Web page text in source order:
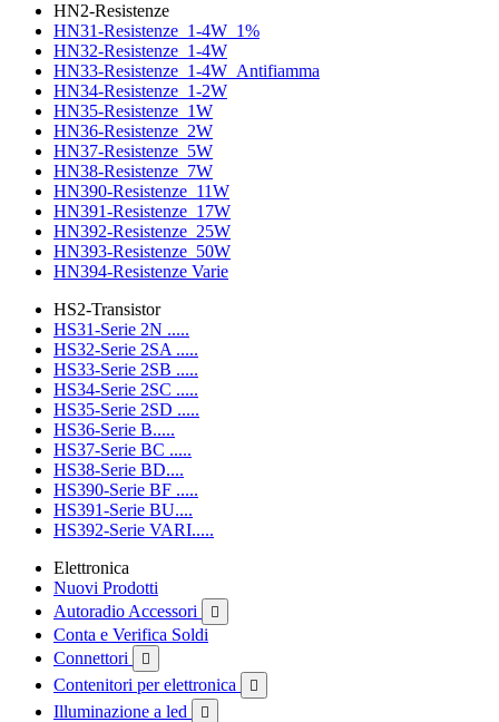
HN2-Resistenze
HN31-Resistenze_1-4W_1%
HN32-Resistenze_1-4W
HN33-Resistenze_1-4W_Antifiamma
HN34-Resistenze_1-2W
HN35-Resistenze_1W
HN36-Resistenze_2W
HN37-Resistenze_5W
HN38-Resistenze_7W
HN390-Resistenze_11W
HN391-Resistenze_17W
HN392-Resistenze_25W
HN393-Resistenze_50W
HN394-Resistenze Varie
HS2-Transistor
HS31-Serie 2N .....
HS32-Serie 2SA .....
HS33-Serie 2SB .....
HS34-Serie 2SC .....
HS35-Serie 2SD .....
HS36-Serie B.....
HS37-Serie BC .....
HS38-Serie BD....
HS390-Serie BF .....
HS391-Serie BU....
HS392-Serie VARI.....
Elettronica
Nuovi Prodotti
Autoradio Accessori

Conta e Verifica Soldi
Connettori

Contenitori per elettronica 
Illuminazione a led 